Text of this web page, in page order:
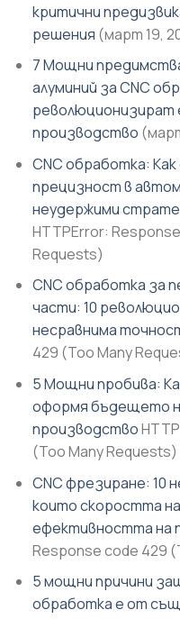
критични
решения (март 19,
7 Мощни
алуминий за CNC
производство
CNC обработка:
прецизност в
неудержими
HTTPError:
Requests)
CNC обработка за
части: 10
несравнима
429 (Too Many
5 Мощни пробива:
оформя бъдещето
производство
(Too Many Requests)
CNC фрезиране: 10
които скоростта
ефективността на
Response code 429
5 мощни причини
обработка е от